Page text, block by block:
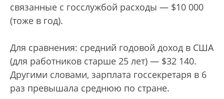
связанные с госслужбой расходы — $10 000
(тоже в год).
Для сравнения: средний годовой доход в США
(для работников старше 25 лет) — $32 140.
Другими словами, зарплата госсекретаря в 6
раз превышала среднюю по стране.